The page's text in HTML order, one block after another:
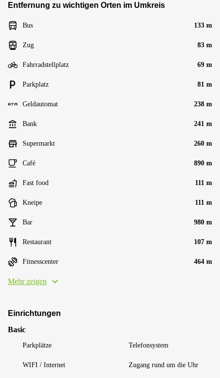
Entfernung zu wichtigen Orten im Umkreis
Bus 133 m
Zug 83 m
Fahrradstellplatz 69 m
Parkplatz 81 m
Geldautomat 238 m
Bank 241 m
Supermarkt 260 m
Café 890 m
Fast food 111 m
Kneipe 111 m
Bar 980 m
Restaurant 107 m
Fitnesscenter 464 m
Mehr zeigen
Einrichtungen
Basic
Parkplätze Telefonsystem
WIFI / Internet Zugang rund um die Uhr